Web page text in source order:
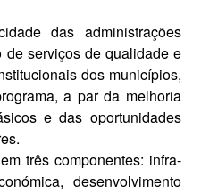
das administrações
de serviços de quali­dade e
dos municípios,
a par da melhoria
e das oportunidades
três componentes: infra-
desenvol­vimento